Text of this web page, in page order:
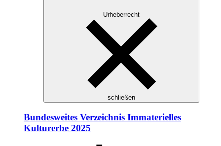
Urheberrecht
schließen
Bundesweites Verzeichnis Immaterielles
Kulturerbe 2025